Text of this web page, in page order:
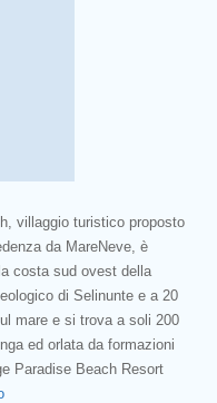
villaggio turistico proposto
da MareNeve, è
costa sud ovest della
di Selinunte e a 20
mare e si trova a soli 200
ed orlata da formazioni
Paradise Beach Resort